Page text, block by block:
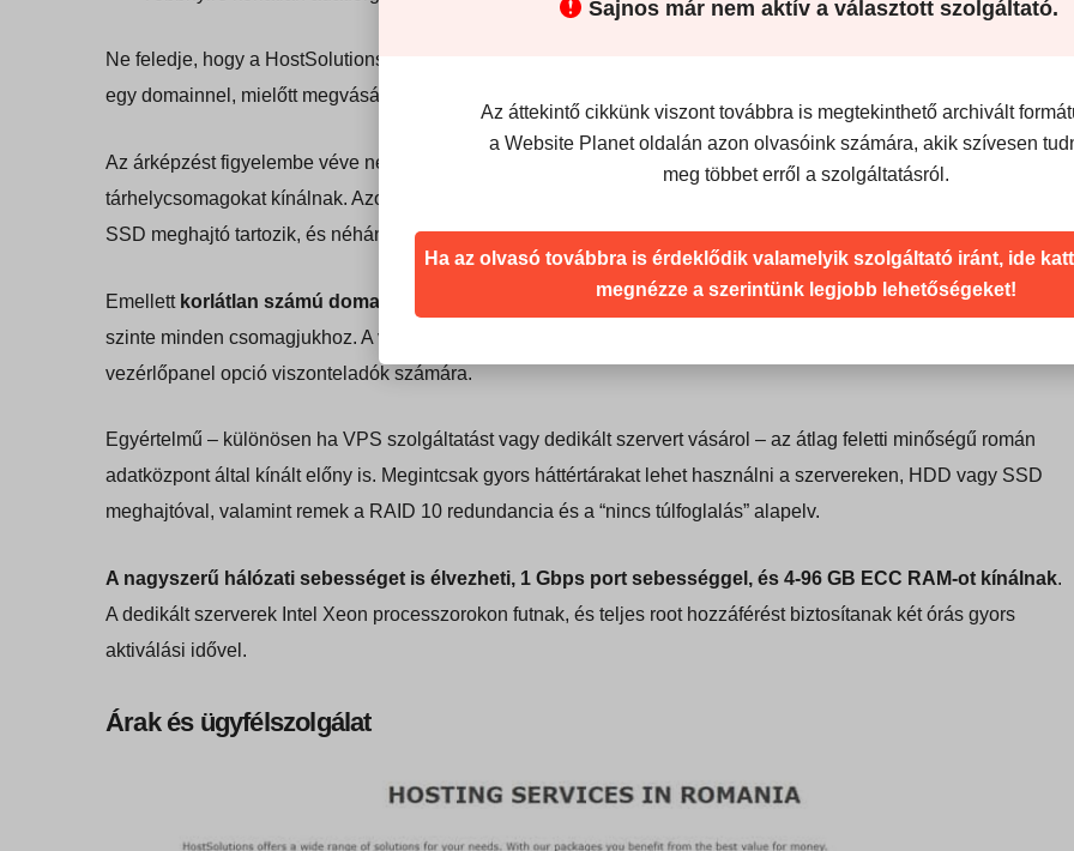
Ne feledje, hogy a HostSolutions
egy domainnel, mielőtt megvásárolná a csomagjaikat.
Az árképzést figyelembe véve nem hibáztatom a HostSolutions cégét azért, hogy viszonylag egyszerű
tárhelycsomagokat kínálnak. Azonban lenyűgöző, hogy még a legolcsóbb megosztott tárhelycsomagjaikhoz is
SSD meghajtó tartozik, és néhány drágább opció tudja a RAID 10 redundanciát is.
Emellett korlátlan számú domaint, aldomaint, e-mail fiókot, FTP-fiókot és MySQL adatbázistengedélyeznek
szinte minden csomagjukhoz. A viszonteladóknak cPanel/WHM licenszt biztosítanak, amely az egyik legjobb
vezérlőpanel opció viszonteladók számára.
Egyértelmű – különösen ha VPS szolgáltatást vagy dedikált szervert vásárol – az átlag feletti minőségű román
adatközpont által kínált előny is. Megintcsak gyors háttértárakat lehet használni a szervereken, HDD vagy SSD
meghajtóval, valamint remek a RAID 10 redundancia és a “nincs túlfoglalás” alapelv.
A nagyszerű hálózati sebességet is élvezheti, 1 Gbps port sebességgel, és 4-96 GB ECC RAM-ot kínálnak.
A dedikált szerverek Intel Xeon processzorokon futnak, és teljes root hozzáférést biztosítanak két órás gyors
aktiválási idővel.
Árak és ügyfélszolgálat
Sajnos már nem aktív a választott szolgáltató.
Az áttekintő cikkünk viszont továbbra is megtekinthető archivált
a Website Planet oldalán azon olvasóink számára, akik szívesen
meg többet erről a szolgáltatásról.
Ha az olvasó továbbra is érdeklődik valamelyik szolgáltató iránt, ide
megnézze a szerintünk legjobb lehetőségeket!